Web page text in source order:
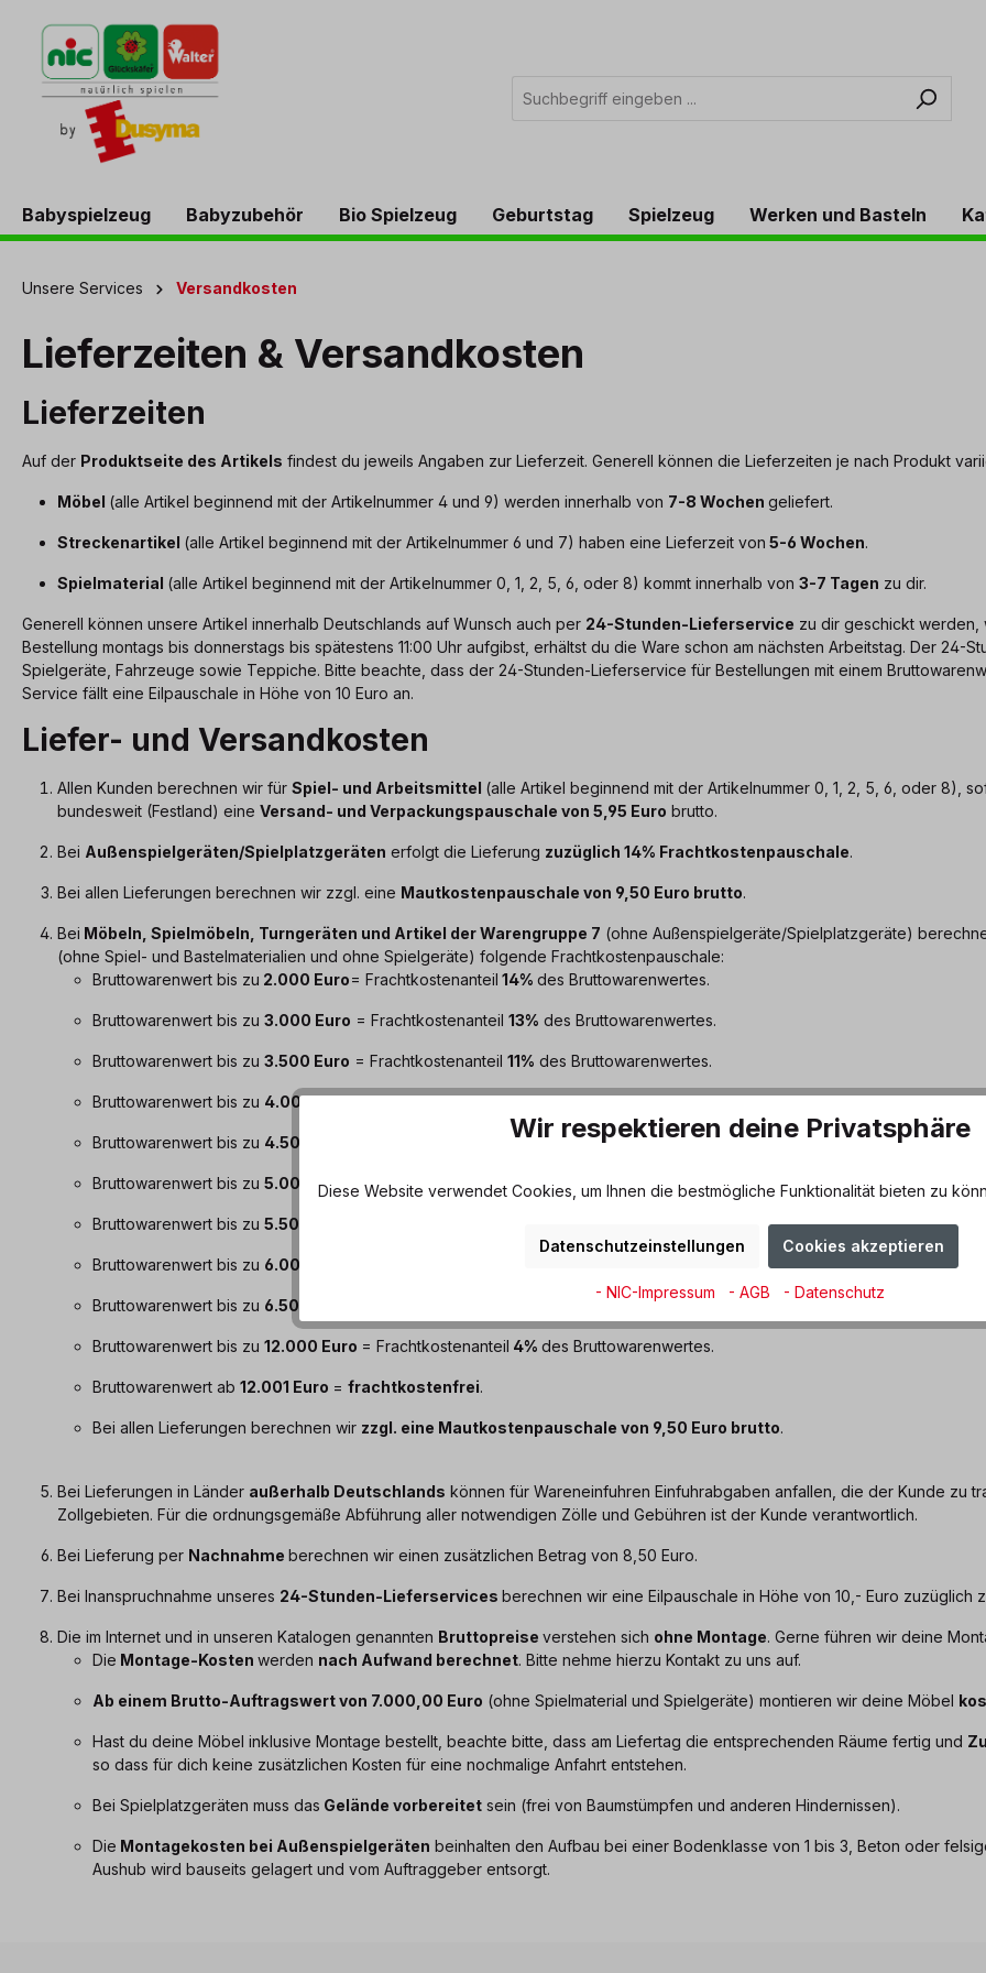
Zur Hauptnavigation springen
Babyspielzeug Babyzubehör Bio Spielzeug Geburtstag Spielzeug Werken und Basteln
Unsere Services Versandkosten
Lieferzeiten & Versandkosten
Lieferzeiten
Auf der Produktseite des Artikels findest du jeweils Angaben zur Lieferzeit. Generell können die Lieferzeiten je nach Produkt
Möbel (alle Artikel beginnend mit der Artikelnummer 4 und 9) werden innerhalb von 7-8 Wochen geliefert.
Streckenartikel (alle Artikel beginnend mit der Artikelnummer 6 und 7) haben eine Lieferzeit von 5-6 Wochen.
Spielmaterial (alle Artikel beginnend mit der Artikelnummer 0, 1, 2, 5, 6, oder 8) kommt innerhalb von 3-7 Tagen zu dir.
Generell können unsere Artikel innerhalb Deutschlands auf Wunsch auch per 24-Stunden-Lieferservice zu dir geschickt werden,
Bestellung montags bis donnerstags bis spätestens 11:00 Uhr aufgibst, erhältst du die Ware schon am nächsten Arbeitstag. Der
Spielgeräte, Fahrzeuge sowie Teppiche. Bitte beachte, dass der 24-Stunden-Lieferservice für Bestellungen mit einem
Service fällt eine Eilpauschale in Höhe von 10 Euro an.
Liefer- und Versandkosten
Allen Kunden berechnen wir für Spiel- und Arbeitsmittel (alle Artikel beginnend mit der Artikelnummer 0, 1, 2, 5, 6, oder 8),
bundesweit (Festland) eine Versand- und Verpackungspauschale von 5,95 Euro brutto.
Bei Außenspielgeräten/Spielplatzgeräten erfolgt die Lieferung zuzüglich 14% Frachtkostenpauschale.
Bei allen Lieferungen berechnen wir zzgl. eine Mautkostenpauschale von 9,50 Euro brutto.
Bei Möbeln, Spielmöbeln, Turngeräten und Artikel der Warengruppe 7 (ohne Außenspielgeräte/Spielplatzgeräte)
(ohne Spiel- und Bastelmaterialien und ohne Spielgeräte) folgende Frachtkostenpauschale:
Bruttowarenwert bis zu 2.000 Euro= Frachtkostenanteil 14% des Bruttowarenwertes.
Bruttowarenwert bis zu 3.000 Euro = Frachtkostenanteil 13% des Bruttowarenwertes.
Bruttowarenwert bis zu 3.500 Euro = Frachtkostenanteil 11% des Bruttowarenwertes.
Bruttowarenwert bis zu 4.000 Euro= Frachtkostenanteil10%des Bruttowarenwertes.
Bruttowarenwert bis zu 4.500 Euro 9% des Bruttowarenwertes.
Bruttowarenwert bis zu 5.000 Euro = Frachtkostenanteil 8% des Bruttowarenwertes.
Bruttowarenwert bis zu 5.500 Euro
Bruttowarenwert bis zu 6.000 Euro
Bruttowarenwert bis zu 6.500 Euro des Bruttowarenwertes.
Bruttowarenwert bis zu 12.000 Euro = Frachtkostenanteil 4% des Bruttowarenwertes.
Bruttowarenwert ab 12.001 Euro = frachtkostenfrei.
Bei allen Lieferungen berechnen wir zzgl. eine Mautkostenpauschale von 9,50 Euro brutto.
Bei Lieferungen in Länder außerhalb Deutschlands können für Wareneinfuhren Einfuhrabgaben anfallen, die der Kunde zu
Zollgebieten. Für die ordnungsgemäße Abführung aller notwendigen Zölle und Gebühren ist der Kunde verantwortlich.
Bei Lieferung per Nachnahme berechnen wir einen zusätzlichen Betrag von 8,50 Euro.
Bei Inanspruchnahme unseres 24-Stunden-Lieferservices berechnen wir eine Eilpauschale in Höhe von 10,- Euro zuzüglich
Die im Internet und in unseren Katalogen genannten Bruttopreise verstehen sich ohne Montage. Gerne führen wir deine
Die Montage-Kosten werden nach Aufwand berechnet. Bitte nehme hierzu Kontakt zu uns auf.
Ab einem Brutto-Auftragswert von 7.000,00 Euro (ohne Spielmaterial und Spielgeräte) montieren wir deine Möbel
Hast du deine Möbel inklusive Montage bestellt, beachte bitte, dass am Liefertag die entsprechenden Räume fertig und
so dass für dich keine zusätzlichen Kosten für eine nochmalige Anfahrt entstehen.
Bei Spielplatzgeräten muss das Gelände vorbereitet sein (frei von Baumstümpfen und anderen Hindernissen).
Die Montagekosten bei Außenspielgeräten beinhalten den Aufbau bei einer Bodenklasse von 1 bis 3, Beton oder
Aushub wird bauseits gelagert und vom Auftraggeber entsorgt.
Wir respektieren deine Privatsphäre
Diese Website verwendet Cookies, um Ihnen die bestmögliche Funktionalität bieten zu
Datenschutzeinstellungen Cookies akzeptieren
- NIC-Impressum - AGB - Datenschutz